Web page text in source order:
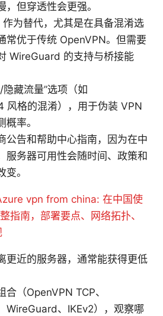
，但穿透性会更强。
为替代，尤其是在具备混淆选
常优于传统 OpenVPN。但需要
WireGuard 的支持与桥接能
藏流量”选项（如
格的混淆），用于伪装 VPN
率。
公告和帮助中心指南，因为在中
服务器可用性会随时间、政策和
。
vpn from china: 在中国使
指南，部署要点、网络拓扑、
更近的服务器，通常能获得更低
合（OpenVPN TCP、
WireGuard、IKEv2），观察哪